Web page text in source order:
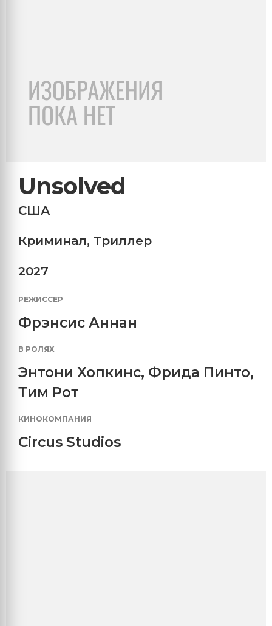
Unsolved
США
Криминал, Триллер
2027
РЕЖИССЕР
Фрэнсис Аннан
В РОЛЯХ
Энтони Хопкинс, Фрида Пинто,
Тим Рот
КИНОКОМПАНИЯ
Circus Studios